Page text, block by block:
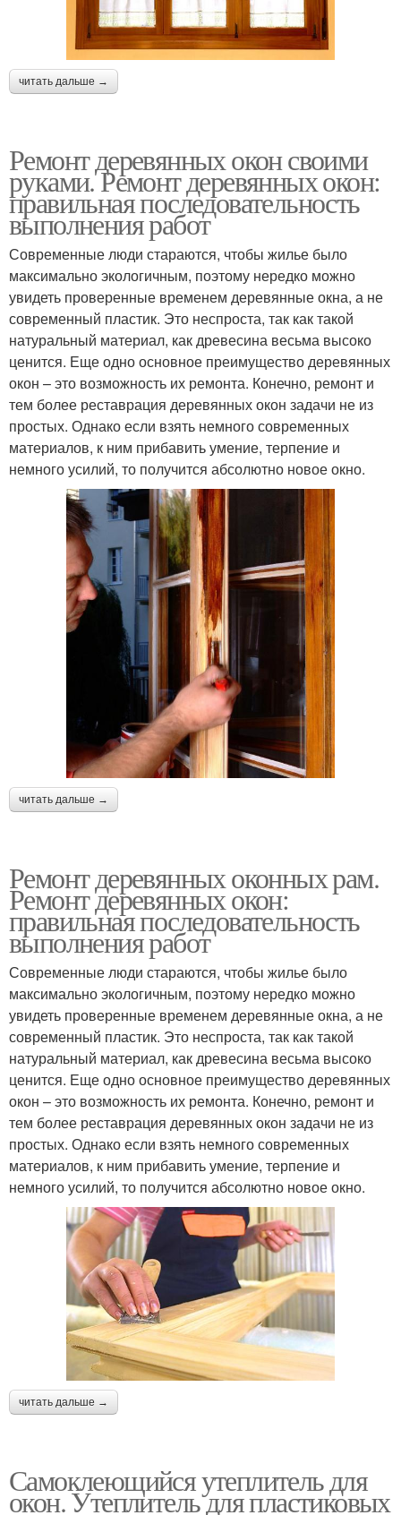
читать дальше →
Ремонт деревянных окон своими
руками. Ремонт деревянных окон:
правильная последовательность
выполнения работ
Современные люди стараются, чтобы жилье было
максимально экологичным, поэтому нередко можно
увидеть проверенные временем деревянные окна, а не
современный пластик. Это неспроста, так как такой
натуральный материал, как древесина весьма высоко
ценится. Еще одно основное преимущество деревянных
окон – это возможность их ремонта. Конечно, ремонт и
тем более реставрация деревянных окон задачи не из
простых. Однако если взять немного современных
материалов, к ним прибавить умение, терпение и
немного усилий, то получится абсолютно новое окно.
читать дальше →
Ремонт деревянных оконных рам.
Ремонт деревянных окон:
правильная последовательность
выполнения работ
Современные люди стараются, чтобы жилье было
максимально экологичным, поэтому нередко можно
увидеть проверенные временем деревянные окна, а не
современный пластик. Это неспроста, так как такой
натуральный материал, как древесина весьма высоко
ценится. Еще одно основное преимущество деревянных
окон – это возможность их ремонта. Конечно, ремонт и
тем более реставрация деревянных окон задачи не из
простых. Однако если взять немного современных
материалов, к ним прибавить умение, терпение и
немного усилий, то получится абсолютно новое окно.
читать дальше →
Самоклеющийся утеплитель для
окон. Утеплитель для пластиковых